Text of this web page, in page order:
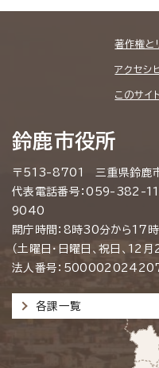
著作権と
アクセシ
このサイ
鈴鹿市役所
〒513-8701 三重県鈴鹿
代表電話番号：059-382-
9040
開庁時間：8時30分から17
（土曜日・日曜日、祝日、12
法人番号：
各課一覧